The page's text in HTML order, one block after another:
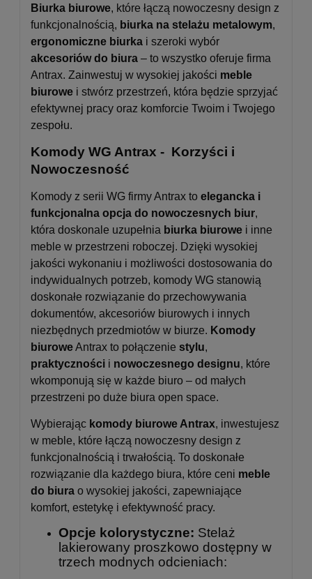
Biurka biurowe, które łączą nowoczesny design z
funkcjonalnością, biurka na stelażu metalowym,
ergonomiczne biurka i szeroki wybór
akcesoriów do biura – to wszystko oferuje firma
Antrax. Zainwestuj w wysokiej jakości meble
biurowe i stwórz przestrzeń, która będzie sprzyjać
efektywnej pracy oraz komforcie Twoim i Twojego
zespołu.
Komody WG Antrax - Korzyści i
Nowoczesność
Komody z serii WG firmy Antrax to elegancka i
funkcjonalna opcja do nowoczesnych biur,
która doskonale uzupełnia biurka biurowe i inne
meble w przestrzeni roboczej. Dzięki wysokiej
jakości wykonaniu i możliwości dostosowania do
indywidualnych potrzeb, komody WG stanowią
doskonałe rozwiązanie do przechowywania
dokumentów, akcesoriów biurowych i innych
niezbędnych przedmiotów w biurze. Komody
biuroweAntrax to połączenie stylu,
praktyczności i nowoczesnego designu, które
wkomponują się w każde biuro – od małych
przestrzeni po duże biura open space.
Wybierając komody biurowe Antrax, inwestujesz
w meble, które łączą nowoczesny design z
funkcjonalnością i trwałością. To doskonałe
rozwiązanie dla każdego biura, które ceni meble
do biura o wysokiej jakości, zapewniające
komfort, estetykę i efektywność pracy.
Opcje kolorystyczne: Stelaż
lakierowany proszkowo dostępny w
trzech modnych odcieniach: